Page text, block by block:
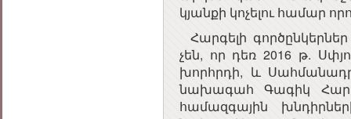
կյանքի կոչելու համար
Հարգելի
չեն, որ դեռ 2016 թ.
խորհրդի, և
նախագահ Գագիկ
համազգային